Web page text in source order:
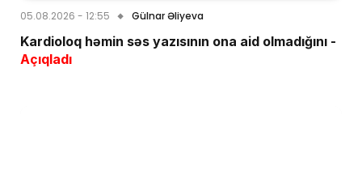
05.08.2026 - 12:55 Gülnar Əliyeva
Kardioloq həmin səs yazısının ona aid olmadığını -
Açıqladı